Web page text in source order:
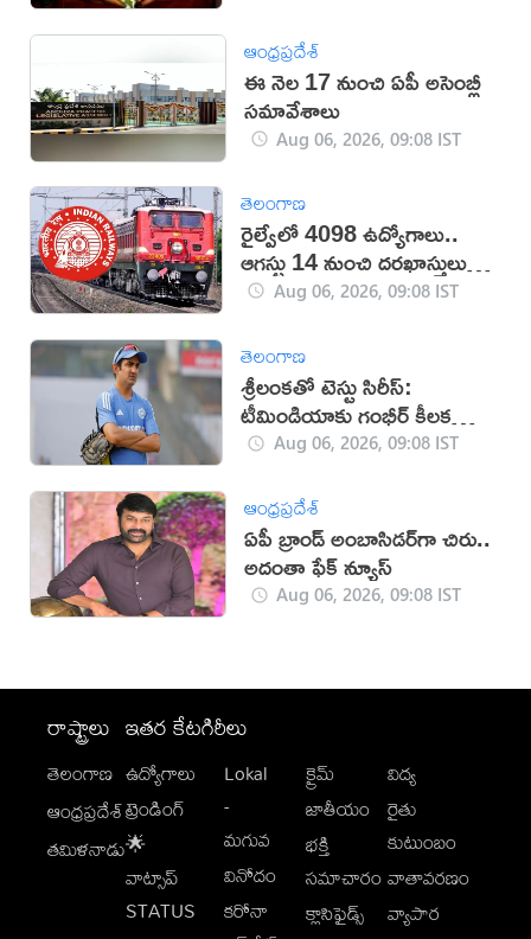
ఆంధ్రప్రదేశ్
ఈ నెల 17 నుంచి ఏపీ అసెంబ్లీ
సమావేశాలు
Aug 06, 2026, 09:08 IST
తెలంగాణ
రైల్వేలో 4098 ఉద్యోగాలు..
ఆగస్టు 14 నుంచి దరఖాస్తులు
స్టార్ట్Aug 06, 2026, 09:08 IST
తెలంగాణ
శ్రీలంకతో టెస్టు సిరీస్:
టీమిండియాకు గంభీర్ కీలక
సూచనలు
Aug 06, 2026, 09:08 IST
ఆంధ్రప్రదేశ్
ఏపీ బ్రాండ్‌ అంబాసిడర్‌గా చిరు..
అదంతా ఫేక్‌ న్యూస్‌
Aug 06, 2026, 09:08 IST
రాష్ట్రాలు
తెలంగాణ
ఆంధ్రప్రదేశ్
తమిళనాడు
ఇతర కేటగిరీలు
ఉద్యోగాలు
ట్రెండింగ్
🌟
వాట్సాప్
STATUS
Lokal
-
మగువ
వినోదం
కరోనా
క్రైమ్
జాతీయం
భక్తి
సమాచారం
క్లాసిఫైడ్స్
విద్య
రైతు
కుటుంబం
వాతావరణం
వ్యాపార